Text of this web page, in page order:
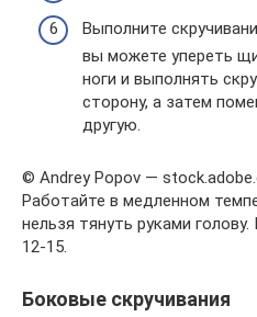
Выполните
вы можете упереть
ноги и выполнять
сторону, а затем
другую.
© Andrey Popov —
Работайте в медленном
нельзя тянуть руками
12-15.
Боковые скручивания